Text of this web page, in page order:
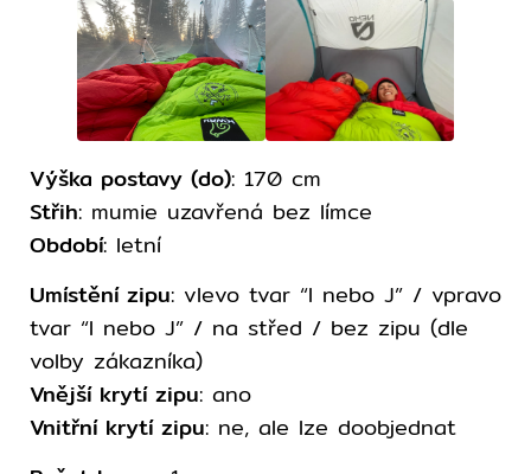
Výška postavy (do): 170 cm
Střih: mumie uzavřená bez límce
Období: letní
Umístění zipu: vlevo tvar “I nebo J” / vpravo
tvar “I nebo J” / na střed / bez zipu (dle
volby zákazníka)
Vnější krytí zipu: ano
Vnitřní krytí zipu: ne, ale lze doobjednat